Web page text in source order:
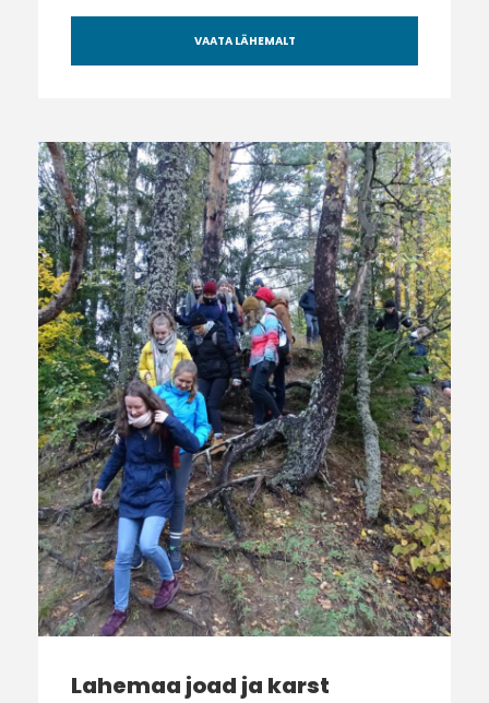
VAATA LÄHEMALT
Lahemaa joad ja karst